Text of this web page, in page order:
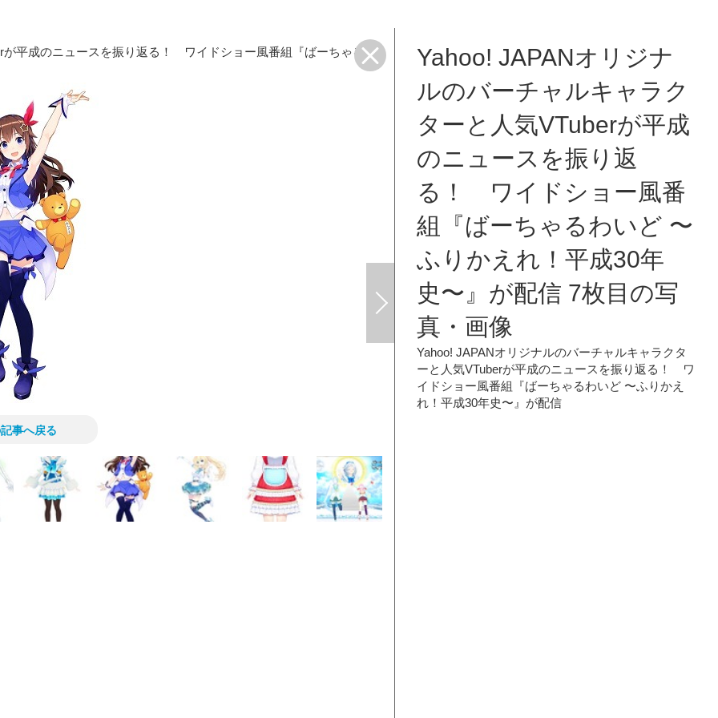
平成のニュースを振り返る！ ワイドショー風番組『ばーちゃるわ
事へ戻る
Yahoo! JAPANオリジナ
ルのバーチャルキャラク
ターと人気VTuberが平成
のニュースを振り返
る！ ワイドショー風番
組『ばーちゃるわいど 〜
ふりかえれ！平成30年
史〜』が配信 7枚目の写
真・画像
Yahoo! JAPANオリジナルのバーチャルキャラクタ
ーと人気VTuberが平成のニュースを振り返る！ ワ
イドショー風番組『ばーちゃるわいど 〜ふりかえ
れ！平成30年史〜』が配信